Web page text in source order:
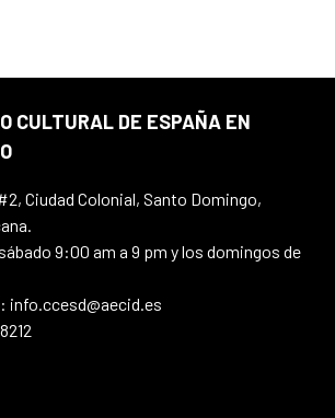
CULTURAL DE ESPAÑA EN
Ciudad Colonial, Santo Domingo,
9:00 am a 9 pm y los domingos de
info.ccesd@aecid.es